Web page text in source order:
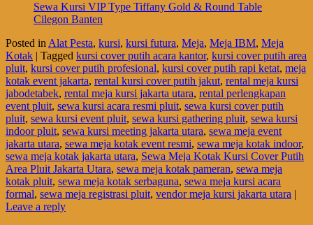
Sewa Kursi VIP Type Tiffany Gold & Round Table
Cilegon Banten
Posted in Alat Pesta, kursi, kursi futura, Meja, Meja IBM, Meja
Kotak | Tagged kursi cover putih acara kantor, kursi cover putih area
pluit, kursi cover putih profesional, kursi cover putih rapi ketat, meja
kotak event jakarta, rental kursi cover putih jakut, rental meja kursi
jabodetabek, rental meja kursi jakarta utara, rental perlengkapan
event pluit, sewa kursi acara resmi pluit, sewa kursi cover putih
pluit, sewa kursi event pluit, sewa kursi gathering pluit, sewa kursi
indoor pluit, sewa kursi meeting jakarta utara, sewa meja event
jakarta utara, sewa meja kotak event resmi, sewa meja kotak indoor,
sewa meja kotak jakarta utara, Sewa Meja Kotak Kursi Cover Putih
Area Pluit Jakarta Utara, sewa meja kotak pameran, sewa meja
kotak pluit, sewa meja kotak serbaguna, sewa meja kursi acara
formal, sewa meja registrasi pluit, vendor meja kursi jakarta utara |
Leave a reply